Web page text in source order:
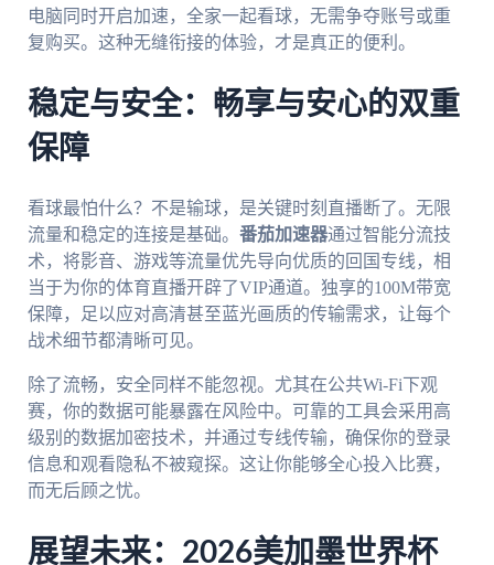
电脑同时开启加速，全家一起看球，无需争夺账号或重
复购买。这种无缝衔接的体验，才是真正的便利。
稳定与安全：畅享与安心的双重
保障
看球最怕什么？不是输球，是关键时刻直播断了。无限
流量和稳定的连接是基础。 番茄加速器通过智能分流技
术，将影音、游戏等流量优先导向优质的回国专线，相
当于为你的体育直播开辟了VIP通道。独享的100M带宽
保障，足以应对高清甚至蓝光画质的传输需求，让每个
战术细节都清晰可见。
除了流畅，安全同样不能忽视。尤其在公共Wi-Fi下观
赛，你的数据可能暴露在风险中。可靠的工具会采用高
级别的数据加密技术，并通过专线传输，确保你的登录
信息和观看隐私不被窥探。这让你能够全心投入比赛，
而无后顾之忧。
展望未来：2026美加墨世界杯